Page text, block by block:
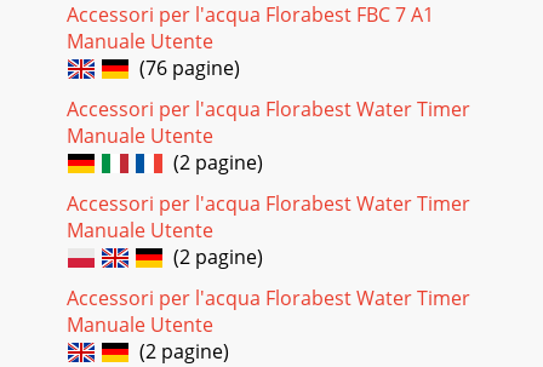
Accessori per l'acqua Florabest FBC 7 A1
Manuale Utente
(76 pagine)
Accessori per l'acqua Florabest Water Timer
Manuale Utente
(2 pagine)
Accessori per l'acqua Florabest Water Timer
Manuale Utente
(2 pagine)
Accessori per l'acqua Florabest Water Timer
Manuale Utente
(2 pagine)